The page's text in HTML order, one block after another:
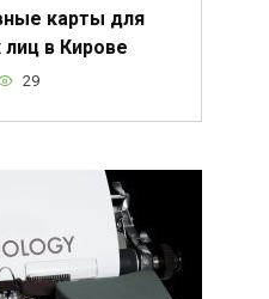
карты для
в Кирове
29